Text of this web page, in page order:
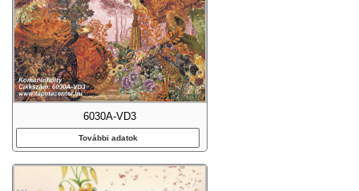
6030A-VD3
További adatok